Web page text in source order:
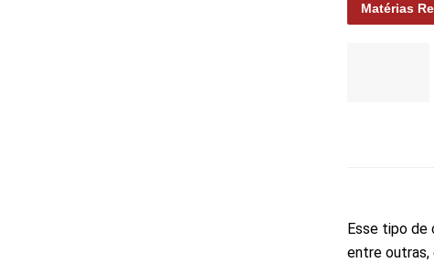
Matérias
Esse tipo de
entre outras,